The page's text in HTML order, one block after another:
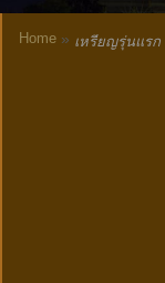
Home » เหรียญรุ่นแร